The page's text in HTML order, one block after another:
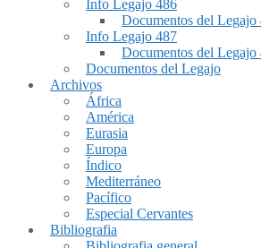
Info Legajo 486
Documentos del Legajo
Info Legajo 487
Documentos del Legajo
Documentos del Legajo
Archivos
África
América
Eurasia
Europa
Índico
Mediterráneo
Pacífico
Especial Cervantes
Bibliografia